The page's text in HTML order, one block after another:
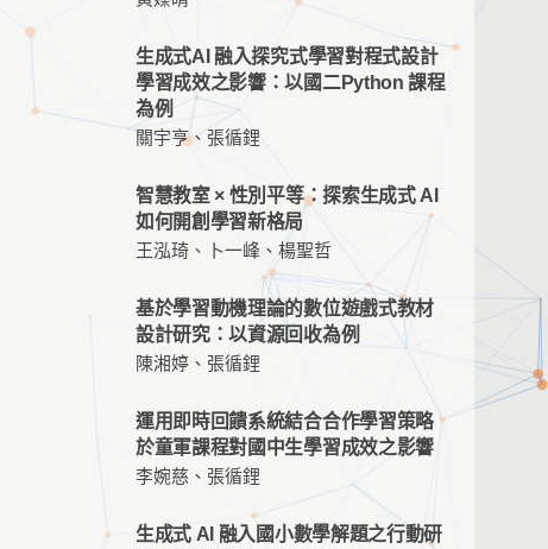
生成式AI 融入探究式學習對程式設計
學習成效之影響：以國二Python 課程
為例
關宇亨、張循鋰
智慧教室 × 性別平等：探索生成式 AI
如何開創學習新格局
王泓琦、卜一峰、楊聖哲
基於學習動機理論的數位遊戲式教材
設計研究：以資源回收為例
陳湘婷、張循鋰
運用即時回饋系統結合合作學習策略
於童軍課程對國中生學習成效之影響
李婉慈、張循鋰
生成式 AI 融入國小數學解題之行動研